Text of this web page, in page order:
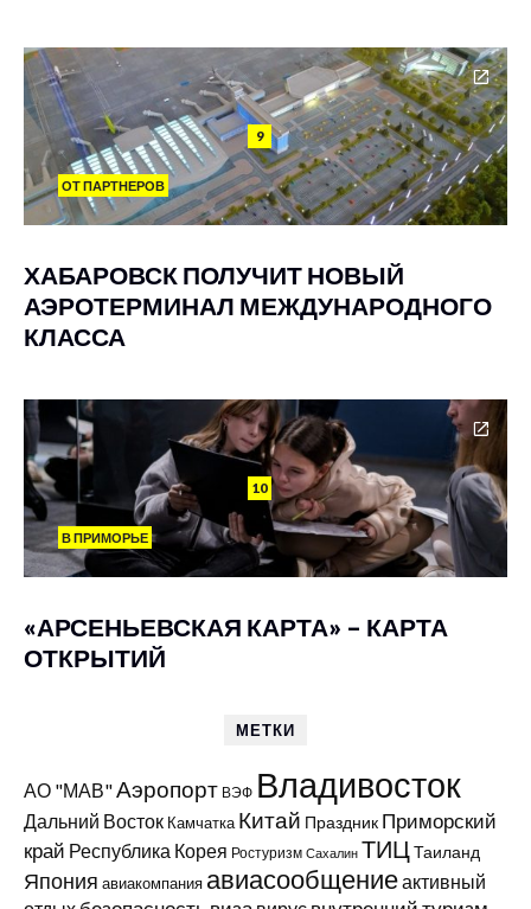
9
ОТ ПАРТНЕРОВ
ХАБАРОВСК ПОЛУЧИТ НОВЫЙ
АЭРОТЕРМИНАЛ МЕЖДУНАРОДНОГО
КЛАССА
10
В ПРИМОРЬЕ
«АРСЕНЬЕВСКАЯ КАРТА» – КАРТА
ОТКРЫТИЙ
МЕТКИ
АО "МАВ"Аэропорт ВЭФ Владивосток
Дальний Восток Камчатка Китай Праздник Приморский
край Республика Корея Ростуризм Сахалин ТИЦТаиланд
Япония авиакомпания авиасообщениеактивный